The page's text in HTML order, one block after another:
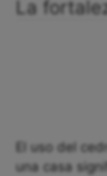
La
El uso del
una casa